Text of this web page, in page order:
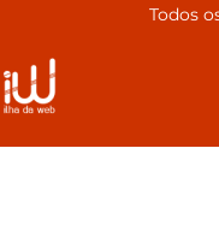
Todos